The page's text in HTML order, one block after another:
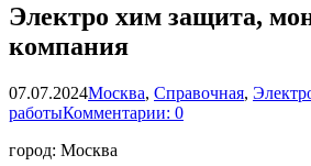
Электро хим защита,
компания
07.07.2024Москва, Справочная,
работыКомментарии: 0
город: Москва